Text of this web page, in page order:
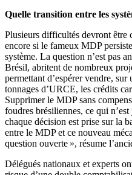
Quelle transition entre les
Plusieurs difficultés devront être
encore si le fameux MDP
système. La question n’est pas
Brésil, abritent de nombreux
permettant d’espérer vendre,
tonnages d’URCE, les crédits
Supprimer le MDP sans
foudres brésiliennes, ce qui
chaque décision est prise sur la
entre le MDP et ce nouveau
question ouverte », résume
Délégués nationaux et experts